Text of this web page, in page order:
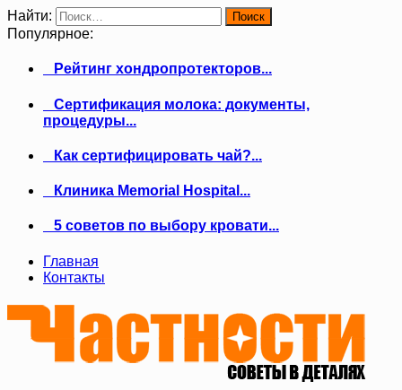
Найти:
Популярное:
Рейтинг хондропротекторов...
Сертификация молока: документы,
процедуры...
Как сертифицировать чай?...
Клиника Memorial Hospital...
5 советов по выбору кровати...
Главная
Контакты